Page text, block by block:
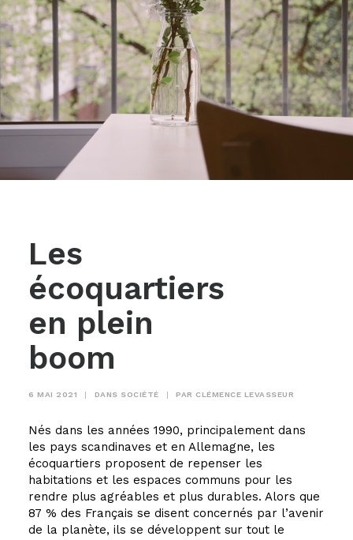
Recherche
Les
écoquartiers
en plein
boom
6 MAI 2021 | DANS SOCIÉTÉ | PAR CLÉMENCE LEVASSEUR
Nés dans les années 1990, principalement dans
les pays scandinaves et en Allemagne, les
écoquartiers proposent de repenser les
habitations et les espaces communs pour les
rendre plus agréables et plus durables. Alors que
87 % des Français se disent concernés par l’avenir
de la planète, ils se développent sur tout le